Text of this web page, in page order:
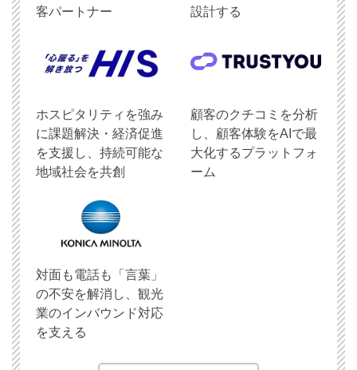
客パートナー
設計する
ホスピタリティを強み
に課題解決・経済促進
を支援し、持続可能な
地域社会を共創
顧客のクチコミを分析
し、顧客体験をAIで最
大化するプラットフォ
ーム
対面も電話も「言葉」
の不安を解消し、観光
業のインバウンド対応
を支える